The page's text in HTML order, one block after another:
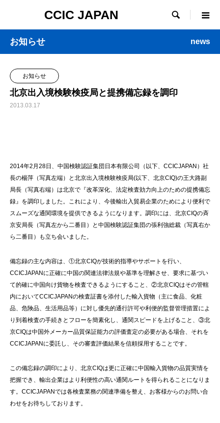
CCIC JAPAN 
お知らせ news
お知らせ
北京出入境検験検疫局と提携備忘録を調印
2013.03.17
2014年2月28日、中国検験認証集団日本有限公司（以下、CCICJAPAN）社
長の楊萍（写真左端）と北京出入境検験検疫局(以下、北京CIQ)の王大路副
局長（写真右端）は北京で『改革深化、法定検査効力向上のための提携備忘
録』を調印しました。これにより、今後輸出入貿易企業のためにより便利で
スムーズな通関環境を提供できるようになります。調印には、北京CIQの斉
京安局長（写真左から二番目）と中国検験認証集団の張利強総裁（写真右か
ら二番目）も立ち会いました。
備忘録の主な内容は、①北京CIQが技術的指導やサポートを行い、
CCICJAPANに正確に中国の関連法律法規や基準を理解させ、要求に基づい
て的確に中国向け貨物を検査できるようにすること、②北京CIQはその管轄
内においてCCICJAPANの検査証書を添付した輸入貨物（主に食品、化粧
品、危険品、生活用品等）に対し優先的通行許可や利便的監督管理措置によ
り到着検査の手続きとフローを簡素化し、通関スピードを上げること、③北
京CIQは中国外メーカー品質保証能力の評価査定の必要がある場合、それを
CCICJAPANに委託し、その審査評価結果を信頼採用することです。
この備忘録の調印により、北京CIQは更に正確に中国輸入貨物の品質実情を
把握でき、輸出企業はより利便性の高い通関ルートを得られることになりま
す。CCICJAPANでは各検査業務の関連準備を整え、お客様からのお問い合
わせをお待ちしております。